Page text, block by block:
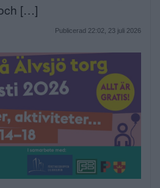
[…]
Publicerad 22:02, 23 juli 2026